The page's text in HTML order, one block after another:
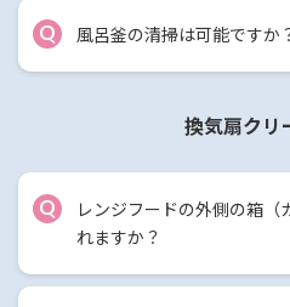
Q 風呂釜の清掃は可能ですか
換気扇クリ
Q
レンジフードの外側の箱（
れますか？